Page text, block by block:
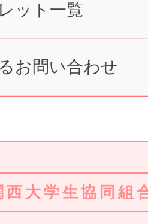
ット一覧
お問い合わせ
西大学生協同組